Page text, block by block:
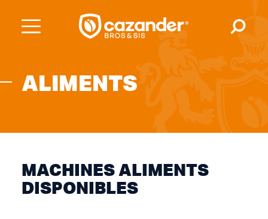
ALIMENTS
MACHINES ALIMENTS
DISPONIBLES